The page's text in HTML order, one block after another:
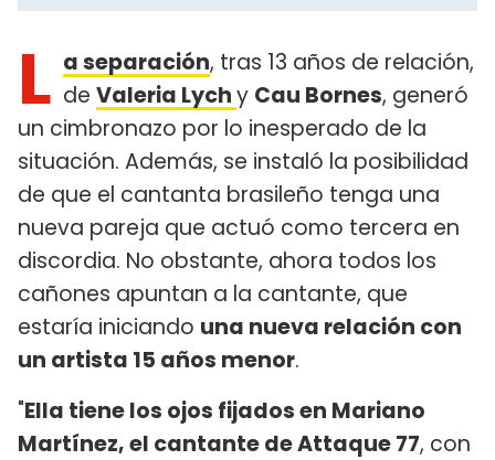
L a separación, tras 13 años de relación,
de Valeria Lychy Cau Bornes, generó
un cimbronazo por lo inesperado de la
situación. Además, se instaló la posibilidad
de que el cantanta brasileño tenga una
nueva pareja que actuó como tercera en
discordia. No obstante, ahora todos los
cañones apuntan a la cantante, que
estaría iniciando una nueva relación con
un artista 15 años menor.
"Ella tiene los ojos fijados en Mariano
Martínez, el cantante de Attaque 77, con